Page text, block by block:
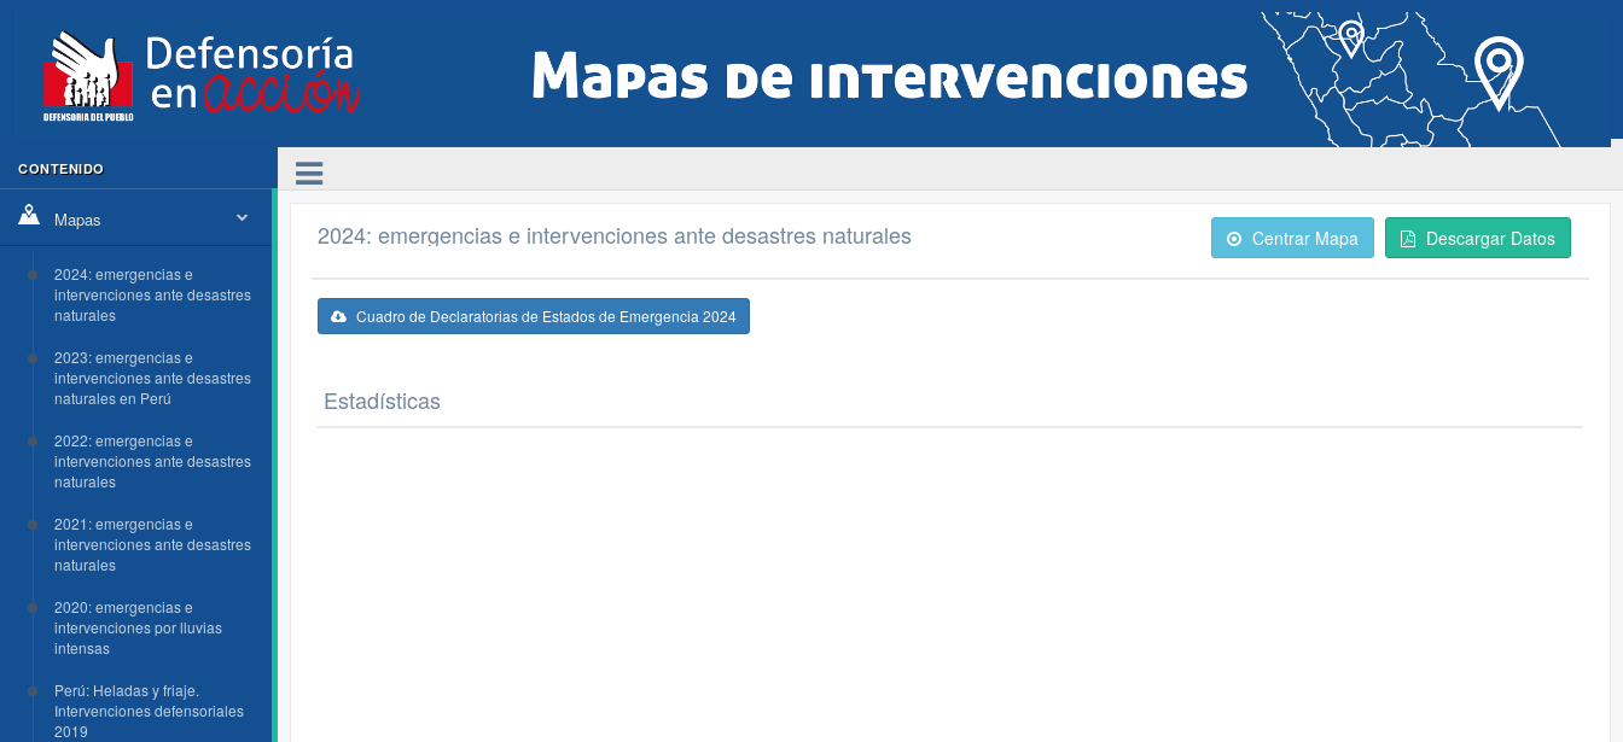
CONTENIDO
Mapas
2024: emergencias e
intervenciones ante desastres
naturales
2023: emergencias e
intervenciones ante desastres
naturales en Perú
2022: emergencias e
intervenciones ante desastres
naturales
2021: emergencias e
intervenciones ante desastres
naturales
2020: emergencias e
intervenciones por lluvias
intensas
Perú: Heladas y friaje.
Intervenciones defensoriales
2019
2024: emergencias e intervenciones ante desastres naturales Centrar Mapa Descargar Datos
Cuadro de Declaratorias de Estados de Emergencia 2024
Estadísticas